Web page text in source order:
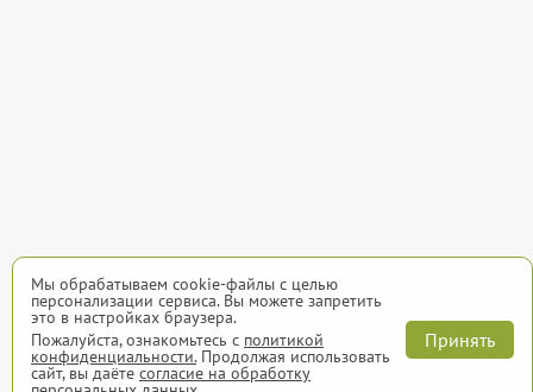
Мы обрабатываем cookie-файлы с целью
персонализации сервиса. Вы можете запретить
это в настройках браузера.
Пожалуйста, ознакомьтесь с политикой
конфиденциальности.Продолжая использовать
сайт, вы даёте согласие на обработку
Принять